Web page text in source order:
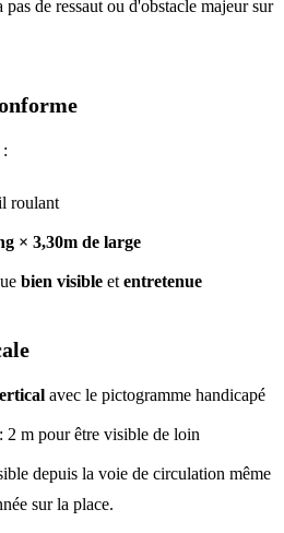
de ressaut ou d'obstacle majeur sur
roulant
× 3,30m de large
bien visible et entretenue
avec le pictogramme handicapé
2 m pour être visible de loin
depuis la voie de circulation même
sur la place.